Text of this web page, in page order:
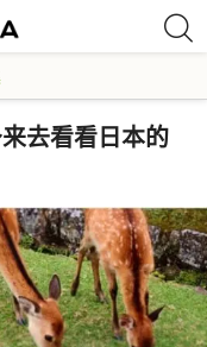
去看看日本的